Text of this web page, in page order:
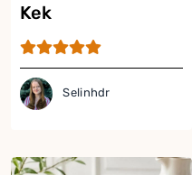
Kek
Selinhdr